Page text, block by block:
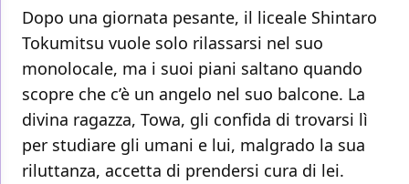
Dopo una giornata pesante, il liceale Shintaro
Tokumitsu vuole solo rilassarsi nel suo
monolocale, ma i suoi piani saltano quando
scopre che c’è un angelo nel suo balcone. La
divina ragazza, Towa, gli confida di trovarsi lì
per studiare gli umani e lui, malgrado la sua
riluttanza, accetta di prendersi cura di lei.